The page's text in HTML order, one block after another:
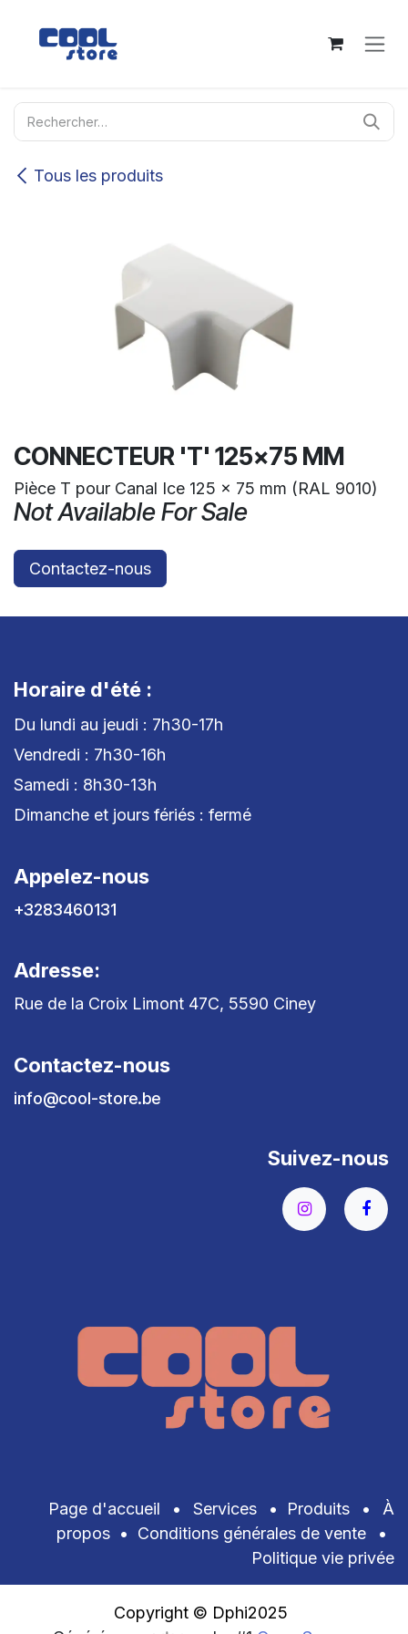
Tous les produits
CONNECTEUR 'T' 125x75 MM
Pièce T pour Canal Ice 125 x 75 mm (RAL 9010)
Not Available For Sale
Contactez-nous
Horaire d'été :
Du lundi au jeudi : 7h30-17h
Vendredi : 7h30-16h
Samedi : 8h30-13h
Dimanche et jours fériés : fermé
Appelez-nous
+3283460131
Adresse:
Rue de la Croix Limont 47C, 5590 Ciney
Contactez-nous
info@cool-store.be
Suivez-nous
Page d'accueil • Services • Produits •
À
propos • Conditions générales de vente
•
Politique vie privée
Copyright © Dphi2025